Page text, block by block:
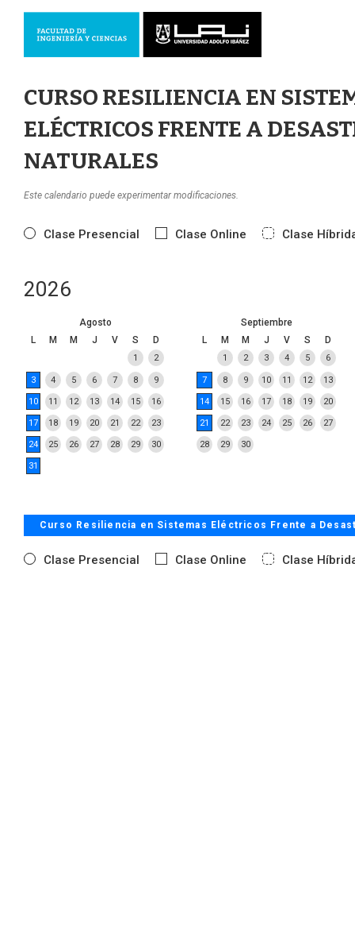
CURSO RESILIENCIA EN
ELÉCTRICOS FRENTE A
NATURALES
Este calendario puede experimentar modificaciones.
Clase Presencial Clase Online Clase
2026
Agosto
L
M M J V S D
1 2
3 4 5 6 7 8 9
10 11 12 13 14 15 16
17 18 19 20 21 22 23
24 25 26 27 28 29 30
31
Septiembre
L
M M J V S D
1 2 3 4 5 6
7 8 9 10 11 12 13
14 15 16 17 18 19 20
21 22 23 24 25 26 27
28 29 30
Curso Resiliencia en Sistemas Eléctricos Frente a
Clase Presencial Clase Online Clase